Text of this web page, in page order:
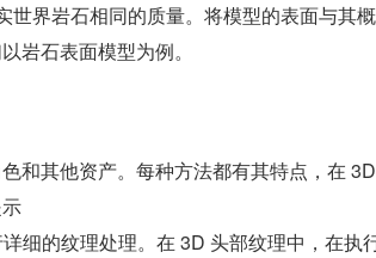
界岩石相同的质量。将模型的表面与其
岩石表面模型为例。
和其他资产。每种方法都有其特点，在
细的纹理处理。在 3D 头部纹理中，在执